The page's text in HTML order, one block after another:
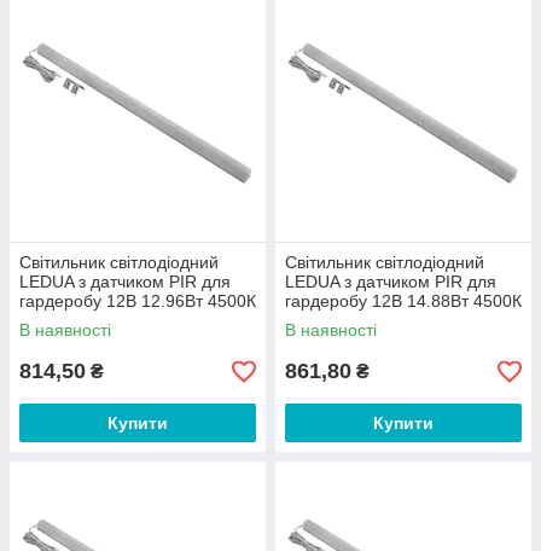
Світильник світлодіодний
LEDUA з датчиком PIR для
гардеробу 12В 12.96Вт 4500К
1400мм
В наявності
814,50 ₴
Купити
Світильник світлодіодний
LEDUA з датчиком PIR для
гардеробу 12В 14.88Вт 4500К
1600мм
В наявності
861,80 ₴
Купити